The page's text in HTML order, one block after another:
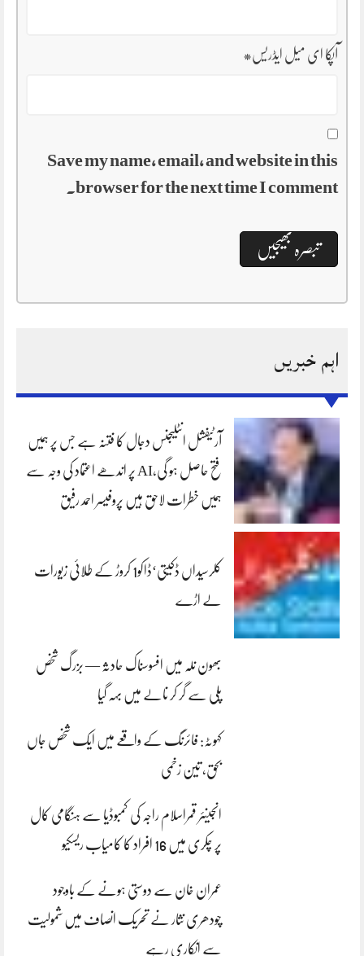
آپکا ای میل ایڈریس*
Save my name, email, and website in this
browser for the next time I comment.
اہم خبریں
آرٹیفشل انٹلیجنس دجال کا فتنہ ہے جس پر ہمیں
فتح حاصل ہو گی،AI پر اندھے اعتماد کی وجہ سے
ہمیں خطرات لاحق ہیں پروفیسر احمد رفیق
کلرسیداں ڈکیتی‘ڈاکو1 کروڑ کے طلائی زیورات
لے اڑے
بھون نلہ میں افسوسناک حادثہ — بزرگ شخص
پلی سے گر کر نالے میں بہہ گیا
کہوٹہ: فائرنگ کے واقعے میں ایک شخص جاں
بحق، تین زخمی
انجینئر قمراسلام راجہ کی کمبوڈیا سے ہنگامی کال
پر چکری میں 16 افراد کا کامیاب ریسکیو
عمران خان سے دوستی ہونے کے باوجود
چودھری نثار نے تحریک انصاف میں شمولیت
سے انکاری رہے